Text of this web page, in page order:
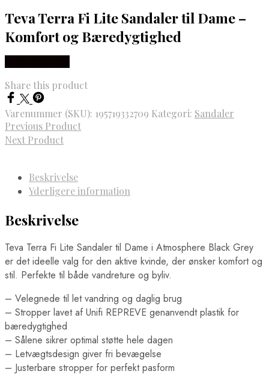
Teva Terra Fi Lite Sandaler til Dame –
Komfort og Bæredygtighed
Share this product
Varenummer (SKU): 195719332709 Kategori: Sandaler
Previous Product
Next Product
Beskrivelse
Yderligere information
Beskrivelse
Teva Terra Fi Lite Sandaler til Dame i Atmosphere Black Grey
er det ideelle valg for den aktive kvinde, der ønsker komfort og
stil. Perfekte til både vandreture og byliv.
– Velegnede til let vandring og daglig brug
– Stropper lavet af Unifi REPREVE genanvendt plastik for
bæredygtighed
– Sålene sikrer optimal støtte hele dagen
– Letvægtsdesign giver fri bevægelse
– Justerbare stropper for perfekt pasform